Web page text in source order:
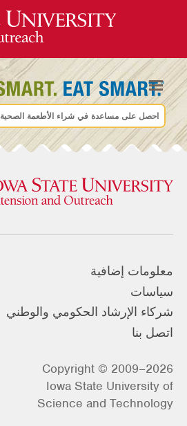
احصل على مساعدة في شراء الأطعمة الصحية
معلومات إضافية
سياسات
شركاء الإرشاد الحكومي والوطني
اتصل بنا
Copyright © 2009–2026
Iowa State University of
Science and Technology